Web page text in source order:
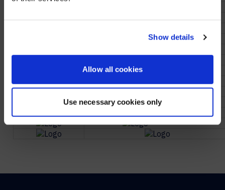
Show details
Allow all cookies
Use necessary cookies only
NO, STAY ON THIS SITE